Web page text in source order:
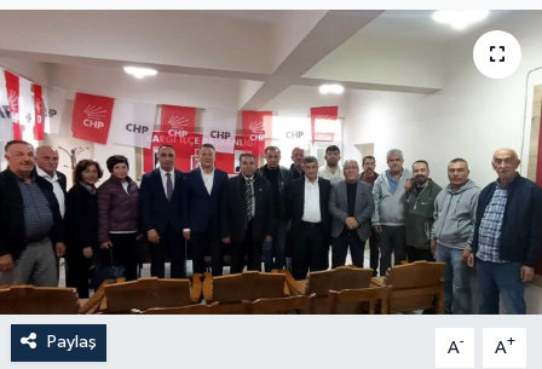
Paylaş A- A+
İLÇELER
OTOPARK
TEKNOLOJİ